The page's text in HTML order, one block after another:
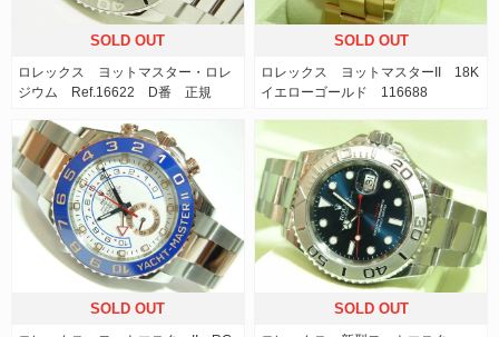
SOLD OUT
ロレックス ヨットマスター・ロレ
ジウム Ref.16622 D番 正規
SOLD OUT
ロレックス ヨットマスターII 18K
イエローゴールド 116688
SOLD OUT SOLD OUT